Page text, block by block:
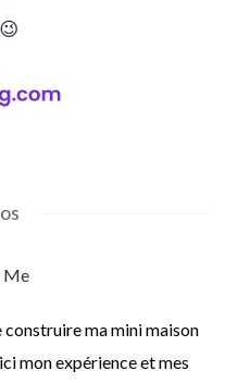
construire ma mini maison
mon expérience et mes